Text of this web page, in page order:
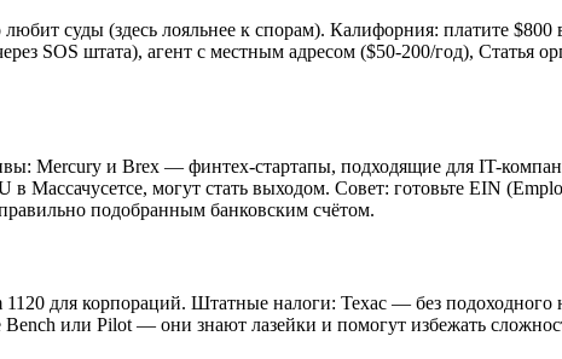
суды (здесь лояльнее к спорам). Калифорния: платите $800
SOS штата), агент с местным адресом ($50-200/год), Статья
Mercury и Brex — финтех-стартапы, подходящие для IT-
могут стать выходом. Совет: готовьте EIN
подобранным банковским счётом.
для корпораций. Штатные налоги: Техас — без
или Pilot — они знают лазейки и помогут избежать